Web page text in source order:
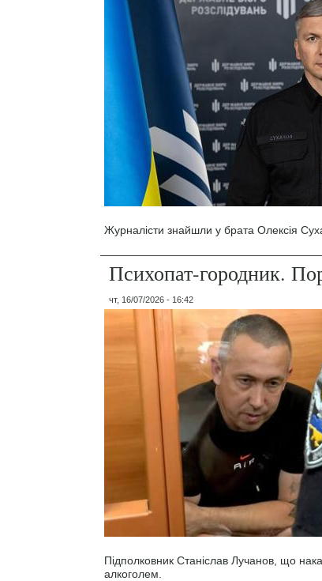
Журналісти знайшли у брата Олексія
Психопат-городник.
чт, 16/07/2026 - 16:42
Підполковник Станіслав Лучанов, що
алкоголем.